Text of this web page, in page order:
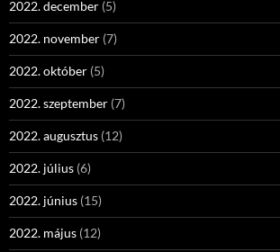
2022. december (5)
2022. november (7)
2022. október (5)
2022. szeptember (7)
2022. augusztus (12)
2022. július (6)
2022. június (15)
2022. május (12)